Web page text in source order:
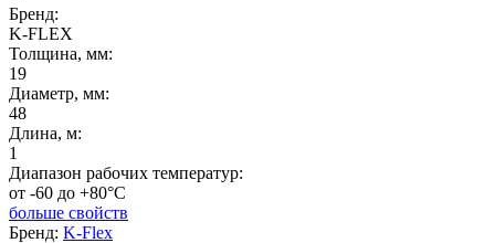
Бренд:
K-FLEX
Толщина, мм:
19
Диаметр, мм:
48
Длина, м:
1
Диапазон рабочих температур:
от -60 до +80°C
больше свойств
Бренд: K-Flex